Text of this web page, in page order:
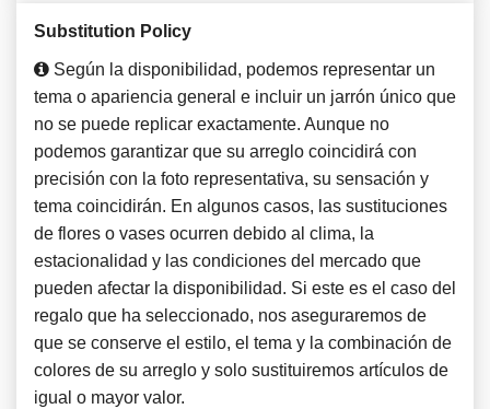
Substitution Policy
Según la disponibilidad, podemos representar un
tema o apariencia general e incluir un jarrón único que
no se puede replicar exactamente. Aunque no
podemos garantizar que su arreglo coincidirá con
precisión con la foto representativa, su sensación y
tema coincidirán. En algunos casos, las sustituciones
de flores o vases ocurren debido al clima, la
estacionalidad y las condiciones del mercado que
pueden afectar la disponibilidad. Si este es el caso del
regalo que ha seleccionado, nos aseguraremos de
que se conserve el estilo, el tema y la combinación de
colores de su arreglo y solo sustituiremos artículos de
igual o mayor valor.